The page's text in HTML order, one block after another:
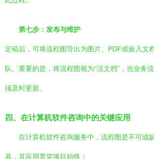
第七步：发布与维护
定稿后，可将流程图导出为图片、PDF或嵌入文
队。重要的是，将流程图视为“活文档”，当业务
须及时更新。
四、在计算机软件咨询中的关键应用
在计算机软件咨询服务中，流程图是不可或
具，其应用贯穿项目始终：